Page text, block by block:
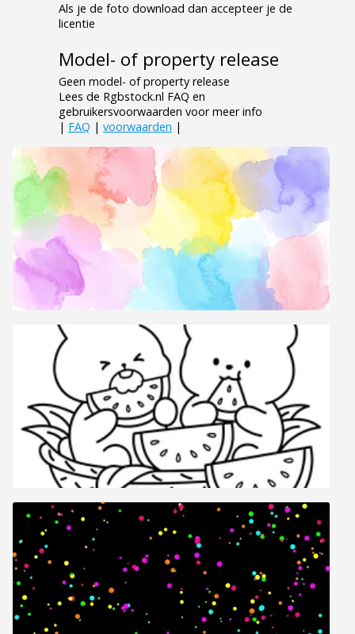
Als je de foto download dan accepteer je de
licentie
Model- of property release
Geen model- of property release
Lees de Rgbstock.nl FAQ en
gebruikersvoorwaarden voor meer info
| FAQ | voorwaarden |